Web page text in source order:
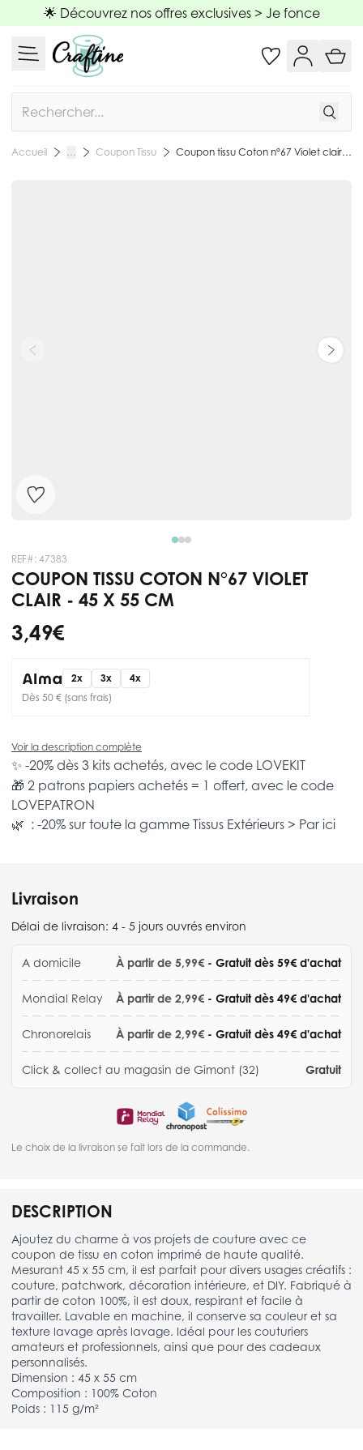
Allez au contenu
🌟 Découvrez nos offres exclusives > Je fonce
Accueil … Coupon Tissu Coupon tissu Coton n°67 Violet clair - 45 x 55 cm
REF#: 47383
COUPON TISSU COTON N°67 VIOLET
CLAIR - 45 X 55 CM
3,49 €
2x 3x
4x
Dès 50 € (sans frais)
Voir la description complète
✨ -20% dès 3 kits achetés, avec le code LOVEKIT
🎁 2 patrons papiers achetés = 1 offert, avec le code
LOVEPATRON
🌿 : -20% sur toute la gamme Tissus Extérieurs > Par ici
Livraison
Délai de livraison: 4 - 5 jours ouvrés environ
A domicile À partir de 5,99€ - Gratuit dès 59€ d'achat
Mondial Relay À partir de 2,99€ - Gratuit dès 49€ d'achat
Chronorelais À partir de 2,99€ - Gratuit dès 49€ d'achat
Click & collect au magasin de Gimont (32) Gratuit
Le choix de la livraison se fait lors de la commande.
DESCRIPTION
Ajoutez du charme à vos projets de couture avec ce
coupon de tissu en coton imprimé de haute qualité.
Mesurant 45 x 55 cm, il est parfait pour divers usages créatifs :
couture, patchwork, décoration intérieure, et DIY. Fabriqué à
partir de coton 100%, il est doux, respirant et facile à
travailler. Lavable en machine, il conserve sa couleur et sa
texture lavage après lavage. Idéal pour les couturiers
amateurs et professionnels, ainsi que pour des cadeaux
personnalisés.
Dimension : 45 x 55 cm
Composition : 100% Coton
Poids : 115 g/m²